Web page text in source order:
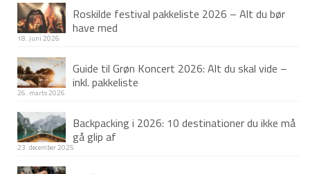
599 kr. 299 kr.
Roskilde festival pakkeliste 2026 – Alt du bør
have med
18. juni 2026
Guide til Grøn Koncert 2026: Alt du skal vide –
inkl. pakkeliste
26. marts 2026
Backpacking i 2026: 10 destinationer du ikke må
gå glip af
23. december 2025